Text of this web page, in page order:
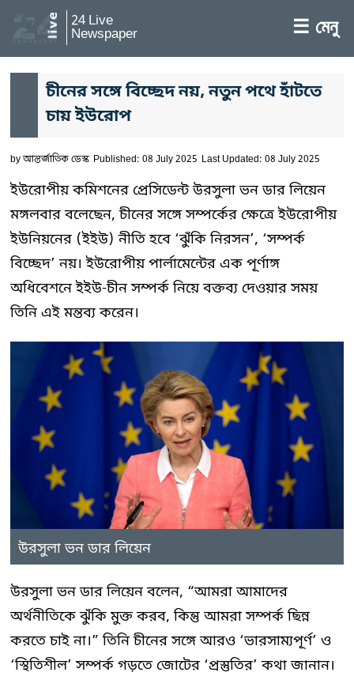
24 Live
Newspaper ☰ মেনু
চীনের সঙ্গে বিচ্ছেদ নয়, নতুন পথে হাঁটতে
চায় ইউরোপ
byআন্তর্জাতিক ডেস্ক Published: 08 July 2025 Last Updated: 08 July 2025
ইউরোপীয় কমিশনের প্রেসিডেন্ট উরসুলা ভন ডার লিয়েন
মঙ্গলবার বলেছেন, চীনের সঙ্গে সম্পর্কের ক্ষেত্রে ইউরোপীয়
ইউনিয়নের (ইইউ) নীতি হবে ‘ঝুঁকি নিরসন’, ‘সম্পর্ক
বিচ্ছেদ’ নয়। ইউরোপীয় পার্লামেন্টের এক পূর্ণাঙ্গ
অধিবেশনে ইইউ-চীন সম্পর্ক নিয়ে বক্তব্য দেওয়ার সময়
তিনি এই মন্তব্য করেন।
উরসুলা ভন ডার লিয়েন
উরসুলা ভন ডার লিয়েন বলেন, “আমরা আমাদের
অর্থনীতিকে ঝুঁকি মুক্ত করব, কিন্তু আমরা সম্পর্ক ছিন্ন
করতে চাই না।” তিনি চীনের সঙ্গে আরও ‘ভারসাম্যপূর্ণ’ ও
‘স্থিতিশীল’ সম্পর্ক গড়তে জোটের ‘প্রস্তুতির’ কথা জানান।